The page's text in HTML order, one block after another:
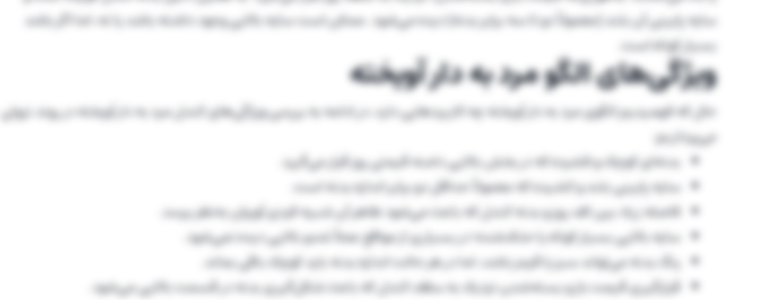
سایه پایینی آن بلند (معمولاً دو تا سه برابر بدنه) دیده می‌شود. ممکن است سایه بالایی وجود داشته باشد یا نه، اما اگر باشد
بسیار کوتاه است.
ویژگی‌های الگو مرد به دار آویخته
حال که فهمیدیم الگوی مرد به دار آویخته چه کاربردهایی دارد، در ادامه به بررسی ویژگی‌های کندل مرد به دار آویخته در روند نزولی
می‌پردازیم:
بدنه‌ای کوچک و فشرده که در بخش بالایی دامنه قیمتی روز قرار می‌گیرد.
سایه پایینی بلند و کشیده که معمولاً حداقل دو برابر اندازه بدنه است.
فاصله زیاد بین کف روز و بدنه کندل که باعث می‌شود ظاهر آن شبیه فردی آویزان به‌نظر برسد.
سایه بالایی بسیار کوتاه یا حذف‌شده؛ در بسیاری از مواقع عملاً شدو بالایی دیده نمی‌شود.
رنگ بدنه می‌تواند سبز یا قرمز باشد، اما در هر حالت اندازه بدنه باید کوچک باقی بماند.
قرارگیری قیمت باز و بسته‌شدن نزدیک به سقف کندل که باعث شکل‌گیری بدنه در قسمت بالایی می‌شود.